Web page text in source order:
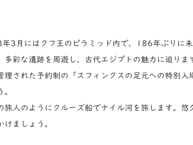
3月にはクフ王のピラミッド内で、186年ぶりに未
彩な遺跡を周遊し、古代エジプトの魅力に迫りま
された予約制の「スフィンクスの足元への特別入
人のようにクルーズ船でナイル河を旅します。悠
ましょう。